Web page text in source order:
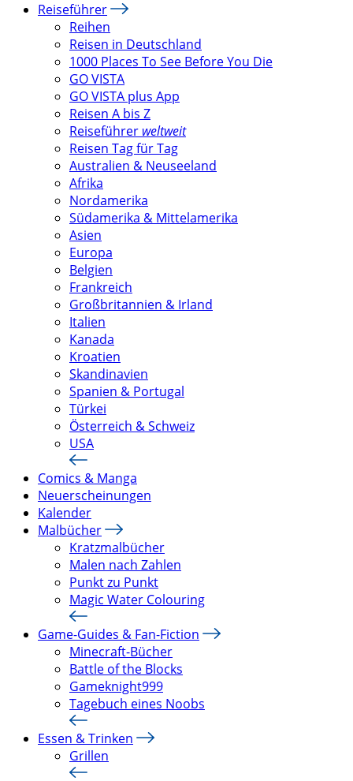
Reiseführer
Reihen
Reisen in Deutschland
1000 Places To See Before You Die
GO VISTA
GO VISTA plus App
Reisen A bis Z
Reiseführer weltweit
Reisen Tag für Tag
Australien & Neuseeland
Afrika
Nordamerika
Südamerika & Mittelamerika
Asien
Europa
Belgien
Frankreich
Großbritannien & Irland
Italien
Kanada
Kroatien
Skandinavien
Spanien & Portugal
Türkei
Österreich & Schweiz
USA
Comics & Manga
Neuerscheinungen
Kalender
Malbücher
Kratzmalbücher
Malen nach Zahlen
Punkt zu Punkt
Magic Water Colouring
Game-Guides & Fan-Fiction
Minecraft-Bücher
Battle of the Blocks
Gameknight999
Tagebuch eines Noobs
Essen & Trinken
Grillen